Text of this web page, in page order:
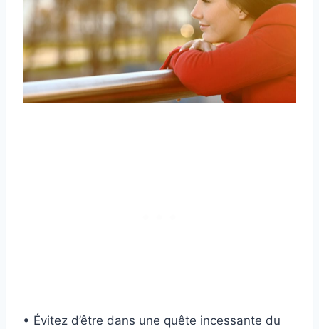
• Évitez d’être dans une quête incessante du